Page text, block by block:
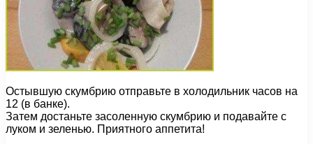
Остывшую скумбрию отправьте в холодильник часов на
12 (в банке).
Затем достаньте засоленную скумбрию и подавайте с
луком и зеленью. Приятного аппетита!